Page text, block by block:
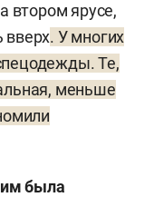
втором ярусе,
вверх. У многих
Те,
меньше
была